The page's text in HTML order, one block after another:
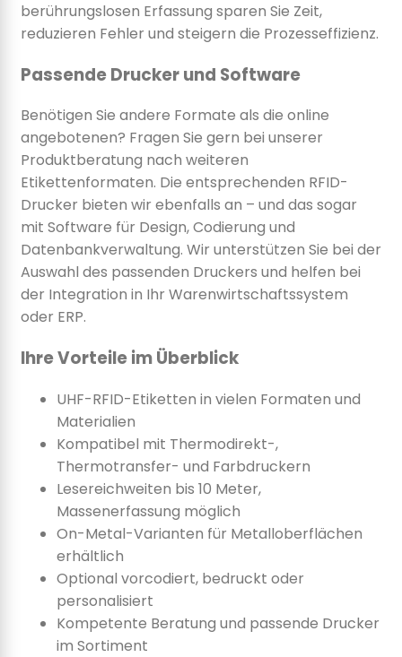
berührungslosen Erfassung sparen Sie Zeit,
reduzieren Fehler und steigern die Prozesseffizienz.
Passende Drucker und Software
Benötigen Sie andere Formate als die online
angebotenen? Fragen Sie gern bei unserer
Produktberatung nach weiteren
Etikettenformaten. Die entsprechenden RFID-
Drucker bieten wir ebenfalls an – und das sogar
mit Software für Design, Codierung und
Datenbankverwaltung. Wir unterstützen Sie bei der
Auswahl des passenden Druckers und helfen bei
der Integration in Ihr Warenwirtschaftssystem
oder ERP.
Ihre Vorteile im Überblick
UHF-RFID-Etiketten in vielen Formaten und
Materialien
Kompatibel mit Thermodirekt-,
Thermotransfer- und Farbdruckern
Lesereichweiten bis 10 Meter,
Massenerfassung möglich
On-Metal-Varianten für Metalloberflächen
erhältlich
Optional vorcodiert, bedruckt oder
personalisiert
Kompetente Beratung und passende Drucker
im Sortiment